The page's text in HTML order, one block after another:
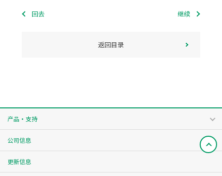
回去 继续
返回目录
产品・支持
公司信息
更新信息